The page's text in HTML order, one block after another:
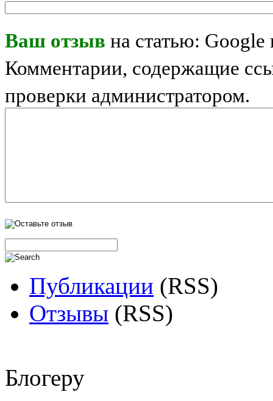
Ваш отзыв на статью:
Комментарии, содержащие
проверки администратором.
Публикации (RSS)
Отзывы (RSS)
Блогеру